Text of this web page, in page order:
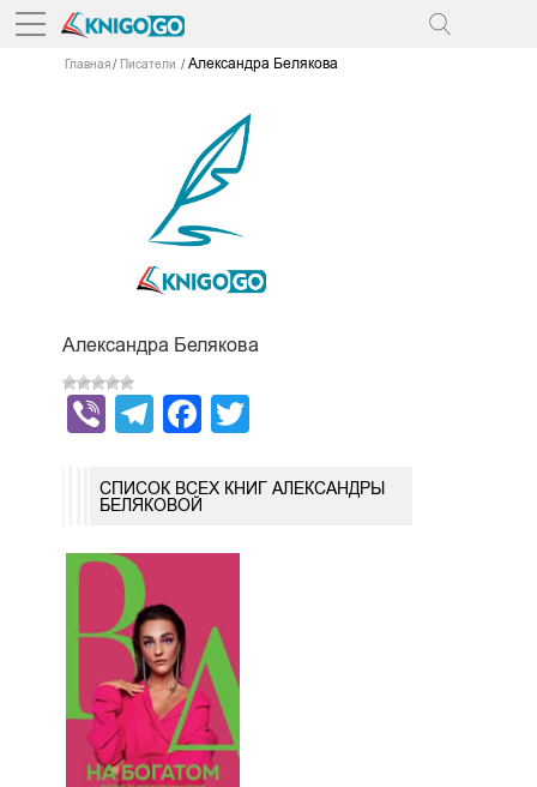
Главная Писатели Александра Белякова
Александра Белякова
ViberTelegram
Facebook
СПИСОК ВСЕХ КНИГ АЛЕКСАНДРЫ
БЕЛЯКОВОЙ